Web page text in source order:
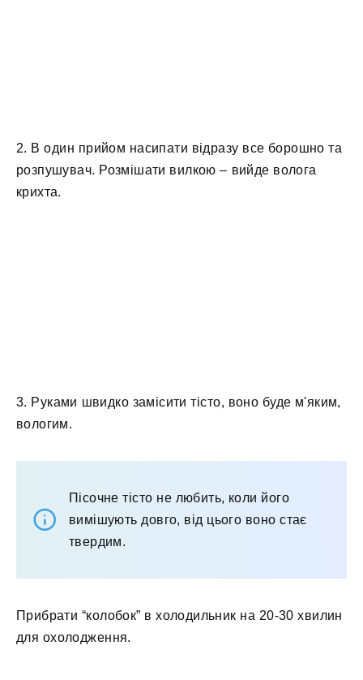
2. В один прийом насипати відразу все борошно та
розпушувач. Розмішати вилкою – вийде волога
крихта.
3. Руками швидко замісити тісто, воно буде м'яким,
вологим.
Пісочне тісто не любить, коли його
вимішують довго, від цього воно стає
твердим.
Прибрати “колобок” в холодильник на 20-30 хвилин
для охолодження.